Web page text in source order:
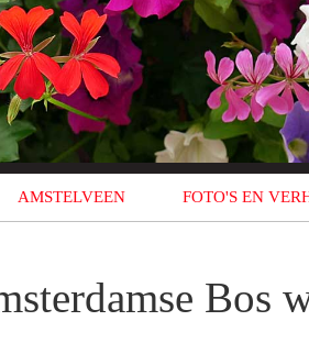
AMSTELVEEN FOTO'S EN
Bos